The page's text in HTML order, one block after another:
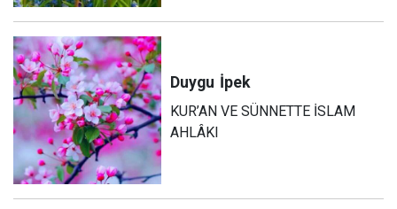
Duygu İpek
KUR’AN VE SÜNNETTE İSLAM
AHLÂKI